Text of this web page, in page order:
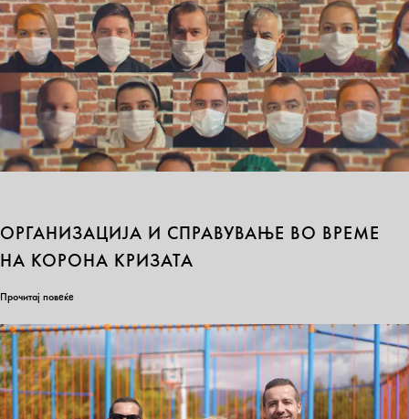
ОРГАНИЗАЦИЈА И СПРАВУВАЊЕ ВО ВРЕМЕ
НА КОРОНА КРИЗАТА
Прочитај повеќе